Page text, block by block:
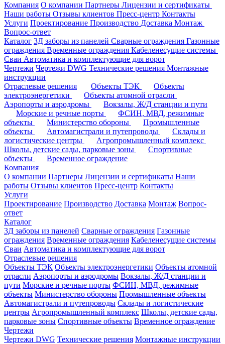
Компания О компании Партнеры Лицензии и сертификаты
Наши работы Отзывы клиентов Пресс-центр Контакты
Услуги Проектирование Производство Доставка Монтаж
Вопрос-ответ
Каталог 3Д заборы из панелей Сварные ограждения Газонные
ограждения Временные ограждения Кабеленесущие системы
Cваи Автоматика и комплектующие для ворот
Чертежи Чертежи DWG Технические решения Монтажные
инструкции
Отраслевые решения
Объекты ТЭК
Объекты
электроэнергетики
Объекты атомной отрасли
Аэропорты и аэродромы
Вокзалы, Ж/Д станции и пути
Морские и речные порты
ФСИН, МВД, режимные
объекты
Министерство обороны
Промышленные
объекты
Автомагистрали и путепроводы
Склады и
логистические центры
Агропромышленный комплекс
Школы, детские сады, парковые зоны
Спортивные
объекты
Временное ограждение
Компания
О компании Партнеры Лицензии и сертификаты Наши
работы Отзывы клиентов Пресс-центр Контакты
Услуги
Проектирование Производство Доставка Монтаж Вопрос-
ответ
Каталог
3Д заборы из панелей Сварные ограждения Газонные
ограждения Временные ограждения Кабеленесущие системы
Cваи Автоматика и комплектующие для ворот
Отраслевые решения
Объекты ТЭК Объекты электроэнергетики Объекты атомной
отрасли Аэропорты и аэродромы Вокзалы, Ж/Д станции и
пути Морские и речные порты ФСИН, МВД, режимные
объекты Министерство обороны Промышленные объекты
Автомагистрали и путепроводы Склады и логистические
центры Агропромышленный комплекс Школы, детские сады,
парковые зоны Спортивные объекты Временное ограждение
Чертежи
Чертежи DWG Технические решения Монтажные инструкции